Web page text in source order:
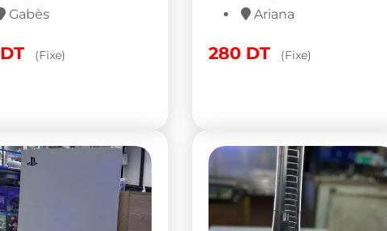
Gabès
DT (Fixe)
Ariana
280 DT (Fixe)